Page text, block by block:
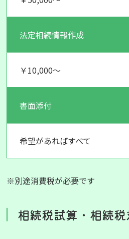
法定相続情報作成
￥10,000～
書面添付
希望があればすべて
※別途消費税が必要です
相続税試算・相続